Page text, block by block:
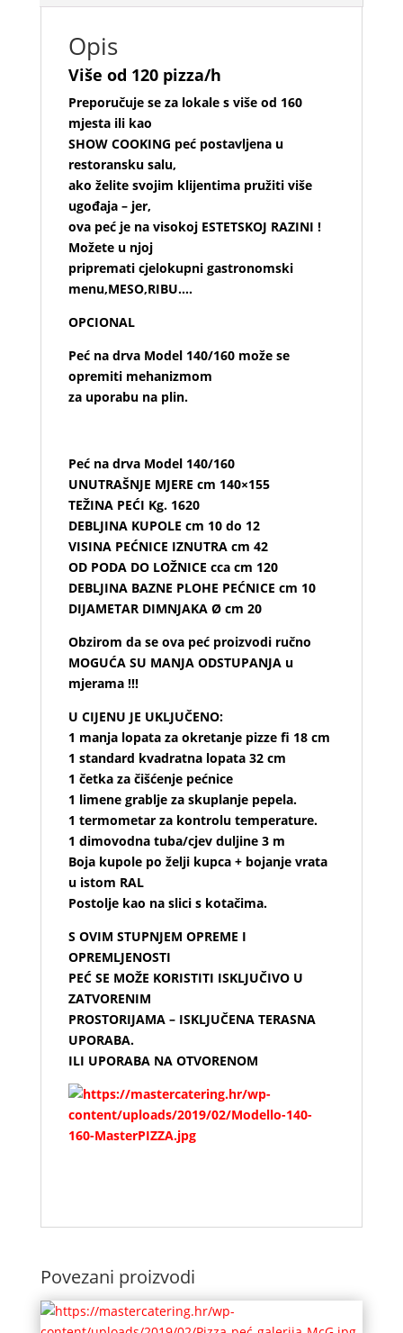
Opis
Više od 120 pizza/h
Preporučuje se za lokale s više od 160
mjesta ili kao
SHOW COOKING peć postavljena u
restoransku salu,
ako želite svojim klijentima pružiti više
ugođaja – jer,
ova peć je na visokoj ESTETSKOJ RAZINI !
Možete u njoj
pripremati cjelokupni gastronomski
menu,MESO,RIBU….
OPCIONAL
Peć na drva Model 140/160 može se
opremiti mehanizmom
za uporabu na plin.
Peć na drva Model 140/160
UNUTRAŠNJE MJERE cm 140×155
TEŽINA PEĆI Kg. 1620
DEBLJINA KUPOLE cm 10 do 12
VISINA PEĆNICE IZNUTRA cm 42
OD PODA DO LOŽNICE cca cm 120
DEBLJINA BAZNE PLOHE PEĆNICE cm 10
DIJAMETAR DIMNJAKA Ø cm 20
Obzirom da se ova peć proizvodi ručno
MOGUĆA SU MANJA ODSTUPANJA u
mjerama !!!
U CIJENU JE UKLJUČENO:
1 manja lopata za okretanje pizze fi 18 cm
1 standard kvadratna lopata 32 cm
1 četka za čišćenje pećnice
1 limene grablje za skuplanje pepela.
1 termometar za kontrolu temperature.
1 dimovodna tuba/cjev duljine 3 m
Boja kupole po želji kupca + bojanje vrata
u istom RAL
Postolje kao na slici s kotačima.
S OVIM STUPNJEM OPREME I
OPREMLJENOSTI
PEĆ SE MOŽE KORISTITI ISKLJUČIVO U
ZATVORENIM
PROSTORIJAMA – ISKLJUČENA TERASNA
UPORABA.
ILI UPORABA NA OTVORENOM
Povezani proizvodi